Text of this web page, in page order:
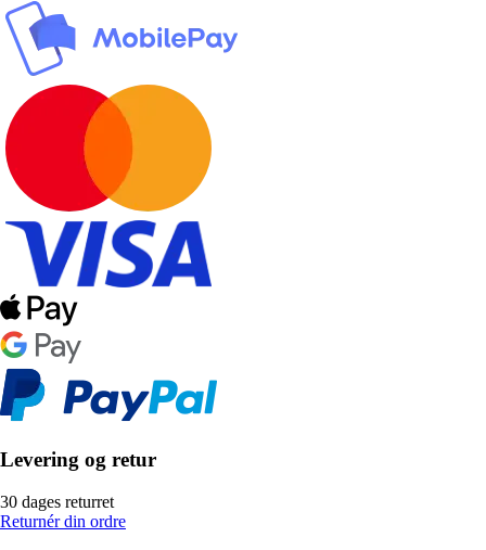
Levering og retur
30 dages returret
Returnér din ordre